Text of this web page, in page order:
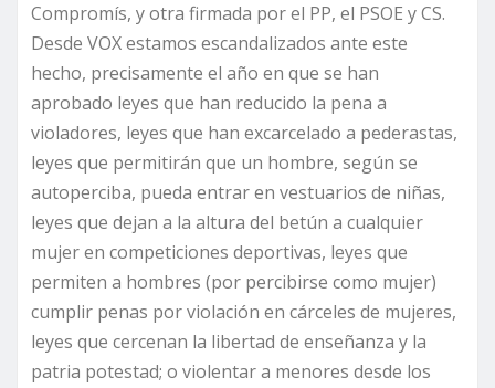
Compromís, y otra firmada por el PP, el PSOE y CS.
Desde VOX estamos escandalizados ante este
hecho, precisamente el año en que se han
aprobado leyes que han reducido la pena a
violadores, leyes que han excarcelado a pederastas,
leyes que permitirán que un hombre, según se
autoperciba, pueda entrar en vestuarios de niñas,
leyes que dejan a la altura del betún a cualquier
mujer en competiciones deportivas, leyes que
permiten a hombres (por percibirse como mujer)
cumplir penas por violación en cárceles de mujeres,
leyes que cercenan la libertad de enseñanza y la
patria potestad; o violentar a menores desde los